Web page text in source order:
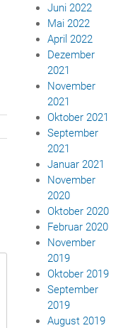
Juni 2022
Mai 2022
April 2022
Dezember
2021
November
2021
Oktober 2021
September
2021
Januar 2021
November
2020
Oktober 2020
Februar 2020
November
2019
Oktober 2019
September
2019
August 2019